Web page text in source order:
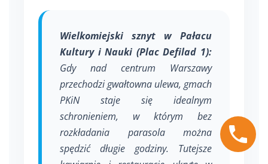
Wielkomiejski sznyt w Pałacu
Kultury i Nauki (Plac Defilad 1):
Gdy nad centrum Warszawy
przechodzi gwałtowna ulewa, gmach
PKiN staje się idealnym
schronieniem, w którym bez
rozkładania parasola można
spędzić długie godziny. Tutejsze